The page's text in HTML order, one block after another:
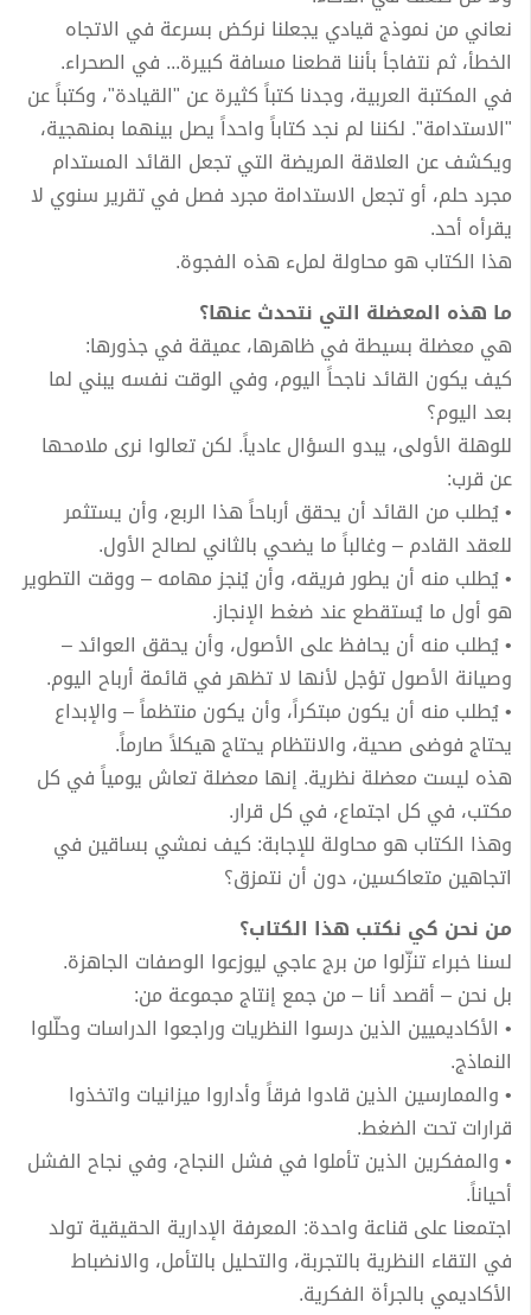
نعاني من نموذج قيادي يجعلنا نركض بسرعة في الاتجاه
الخطأ، ثم نتفاجأ بأننا قطعنا مسافة كبيرة... في الصحراء.
في المكتبة العربية، وجدنا كتباً كثيرة عن "القيادة"، وكتباً عن
"الاستدامة". لكننا لم نجد كتاباً واحداً يصل بينهما بمنهجية،
ويكشف عن العلاقة المريضة التي تجعل القائد المستدام
مجرد حلم، أو تجعل الاستدامة مجرد فصل في تقرير سنوي لا
يقرأه أحد.
هذا الكتاب هو محاولة لملء هذه الفجوة.
ما هذه المعضلة التي نتحدث عنها؟
هي معضلة بسيطة في ظاهرها، عميقة في جذورها:
كيف يكون القائد ناجحاً اليوم، وفي الوقت نفسه يبني لما
بعد اليوم؟
للوهلة الأولى، يبدو السؤال عادياً. لكن تعالوا نرى ملامحها
عن قرب:
• يُطلب من القائد أن يحقق أرباحاً هذا الربع، وأن يستثمر
للعقد القادم – وغالباً ما يضحي بالثاني لصالح الأول.
• يُطلب منه أن يطور فريقه، وأن يُنجز مهامه – ووقت التطوير
هو أول ما يُستقطع عند ضغط الإنجاز.
• يُطلب منه أن يحافظ على الأصول، وأن يحقق العوائد –
وصيانة الأصول تؤجل لأنها لا تظهر في قائمة أرباح اليوم.
• يُطلب منه أن يكون مبتكراً، وأن يكون منتظماً – والإبداع
يحتاج فوضى صحية، والانتظام يحتاج هيكلاً صارماً.
هذه ليست معضلة نظرية. إنها معضلة تعاش يومياً في كل
مكتب، في كل اجتماع، في كل قرار.
وهذا الكتاب هو محاولة للإجابة: كيف نمشي بساقين في
اتجاهين متعاكسين، دون أن نتمزق؟
من نحن كي نكتب هذا الكتاب؟
لسنا خبراء تنزّلوا من برج عاجي ليوزعوا الوصفات الجاهزة.
بل نحن – أقصد أنا – من جمع إنتاج مجموعة من:
• الأكاديميين الذين درسوا النظريات وراجعوا الدراسات وحلّلوا
النماذج.
• والممارسين الذين قادوا فرقاً وأداروا ميزانيات واتخذوا
قرارات تحت الضغط.
• والمفكرين الذين تأملوا في فشل النجاح، وفي نجاح الفشل
أحياناً.
اجتمعنا على قناعة واحدة: المعرفة الإدارية الحقيقية تولد
في التقاء النظرية بالتجربة، والتحليل بالتأمل، والانضباط
الأكاديمي بالجرأة الفكرية.